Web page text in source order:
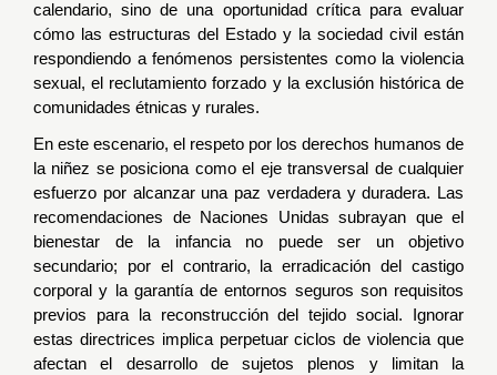
calendario, sino de una oportunidad crítica para evaluar
cómo las estructuras del Estado y la sociedad civil están
respondiendo a fenómenos persistentes como la violencia
sexual, el reclutamiento forzado y la exclusión histórica de
comunidades étnicas y rurales.
En este escenario, el respeto por los derechos humanos de
la niñez se posiciona como el eje transversal de cualquier
esfuerzo por alcanzar una paz verdadera y duradera. Las
recomendaciones de Naciones Unidas subrayan que el
bienestar de la infancia no puede ser un objetivo
secundario; por el contrario, la erradicación del castigo
corporal y la garantía de entornos seguros son requisitos
previos para la reconstrucción del tejido social. Ignorar
estas directrices implica perpetuar ciclos de violencia que
afectan el desarrollo de sujetos plenos y limitan la